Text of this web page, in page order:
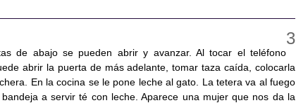
de abajo se pueden abrir y avanzar. Al tocar el teléfono
abrir la puerta de más adelante, tomar taza caída, colocarla
En la cocina se le pone leche al gato. La tetera va al fuego
a servir té con leche. Aparece una mujer que nos da la